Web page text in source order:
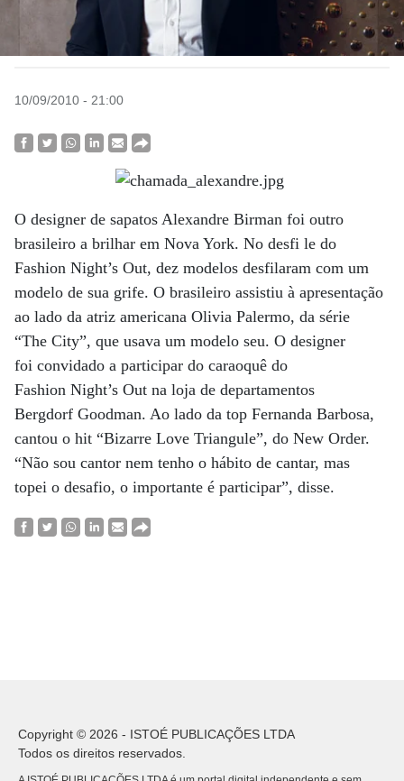
10/09/2010 - 21:00
O designer de sapatos Alexandre Birman foi outro
brasileiro a brilhar em Nova York. No desfi le do
Fashion Night’s Out, dez modelos desfilaram com um
modelo de sua grife. O brasileiro assistiu à apresentação
ao lado da atriz americana Olivia Palermo, da série
“The City”, que usava um modelo seu. O designer
foi convidado a participar do caraoquê do
Fashion Night’s Out na loja de departamentos
Bergdorf Goodman. Ao lado da top Fernanda Barbosa,
cantou o hit “Bizarre Love Triangule”, do New Order.
“Não sou cantor nem tenho o hábito de cantar, mas
topei o desafio, o importante é participar”, disse.
Copyright © 2026 - ISTOÉ PUBLICAÇÕES LTDA
Todos os direitos reservados.